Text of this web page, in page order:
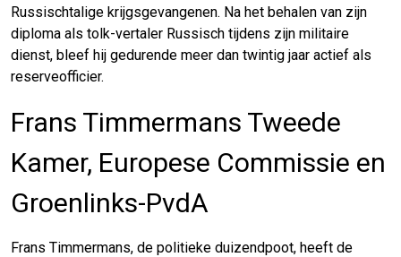
Russischtalige krijgsgevangenen. Na het behalen van zijn
diploma als tolk-vertaler Russisch tijdens zijn militaire
dienst, bleef hij gedurende meer dan twintig jaar actief als
reserveofficier.
Frans Timmermans Tweede
Kamer, Europese Commissie en
Groenlinks-PvdA
Frans Timmermans, de politieke duizendpoot, heeft de